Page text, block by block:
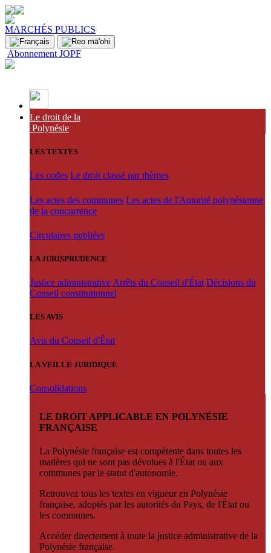
MARCHÉS PUBLICS
Abonnement JOPF
Le droit de la
Polynésie
LES TEXTES
Les codes Le droit classé par thèmes
Les actes des communes Les actes de l'Autorité polynésienne
de la concurrence
Circulaires publiées
LA JURISPRUDENCE
Justice administrative Arrêts du Conseil d'État Décisions du
Conseil constitutionnel
LES AVIS
Avis du Conseil d'État
LA VEILLE JURIDIQUE
Consolidations
LE DROIT APPLICABLE EN POLYNÉSIE
FRANÇAISE
La Polynésie française est compétente dans toutes les
matières qui ne sont pas dévolues à l'État ou aux
communes par le statut d'autonomie.
Retrouvez tous les textes en vigueur en Polynésie
française, adoptés par les autorités du Pays, de l'État ou
les communes.
Accéder directement à toute la justice administrative de la
Polynésie française.